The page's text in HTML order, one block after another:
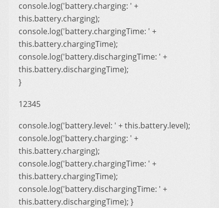
console.log('battery.charging: ' +
this.battery.charging);
console.log('battery.chargingTime: ' +
this.battery.chargingTime);
console.log('battery.dischargingTime: ' +
this.battery.dischargingTime);
}
12345
console.log('battery.level: ' + this.battery.level);
console.log('battery.charging: ' +
this.battery.charging);
console.log('battery.chargingTime: ' +
this.battery.chargingTime);
console.log('battery.dischargingTime: ' +
this.battery.dischargingTime); }